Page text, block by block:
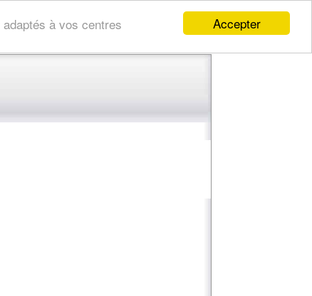
Accepter
à vos centres